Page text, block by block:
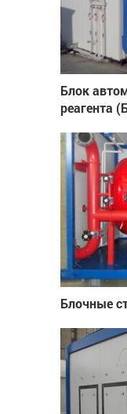
Блок
реагента
Блочные